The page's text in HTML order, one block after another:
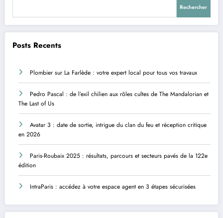
Rechercher
Posts Recents
Plombier sur La Farlède : votre expert local pour tous vos travaux
Pedro Pascal : de l’exil chilien aux rôles cultes de The Mandalorian et
The Last of Us
Avatar 3 : date de sortie, intrigue du clan du feu et réception critique
en 2026
Paris-Roubaix 2025 : résultats, parcours et secteurs pavés de la 122e
édition
IntraParis : accédez à votre espace agent en 3 étapes sécurisées